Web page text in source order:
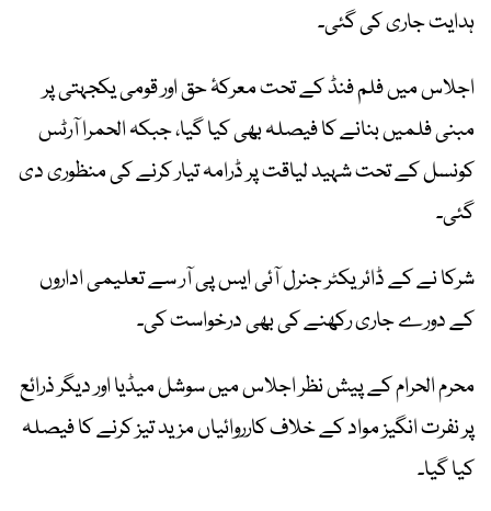
ہدایت جاری کی گئی۔
اجلاس میں فلم فنڈ کے تحت معرکۂ حق اور قومی یکجہتی پر
مبنی فلمیں بنانے کا فیصلہ بھی کیا گیا، جبکہ الحمرا آرٹس
کونسل کے تحت شہید لیاقت پر ڈرامہ تیار کرنے کی منظوری دی
گئی۔
شرکا نے کے ڈائریکٹر جنرل آئی ایس پی آر سے تعلیمی اداروں
کے دورے جاری رکھنے کی بھی درخواست کی۔
محرم الحرام کے پیش نظر اجلاس میں سوشل میڈیا اور دیگر ذرائع
پر نفرت انگیز مواد کے خلاف کارروائیاں مزید تیز کرنے کا فیصلہ
کیا گیا۔